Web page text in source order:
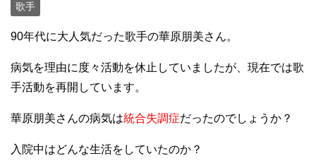
歌手
90年代に大人気だった歌手の華原朋美さん。
病気を理由に度々活動を休止していましたが、現在では歌
手活動を再開しています。
華原朋美さんの病気は統合失調症だったのでしょうか？
入院中はどんな生活をしていたのか？